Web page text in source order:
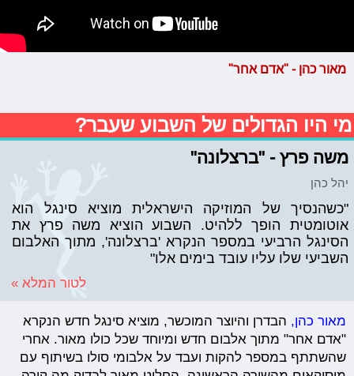
מאור כהן - "אדם אחר"
מי היו הגדולים של השבוע שעבר?
משה פרץ - "ברצלונה"
יהל כהן
"כשהנסיך של המוזיקה הישראלית מוציא סינגל הוא
אוטומטית הופך ללהיט. השבוע הוציא משה פרץ את
הסינגל הרביעי במספר הנקרא 'ברצלונה', מתוך האלבום
השביעי שלו עליו עובד בימים אלו"
לטור המלא »
מאור כהן, הבדרן והיוצר המוכשר, מוציא סינגל חדש הנקרא
"אדם אחר" מתוך אלבום חדש ומיוחד שכל כולו מאור. אחרי
שהשתתף במספר להקות ועבד על אלבומי סולו בשיתוף עם